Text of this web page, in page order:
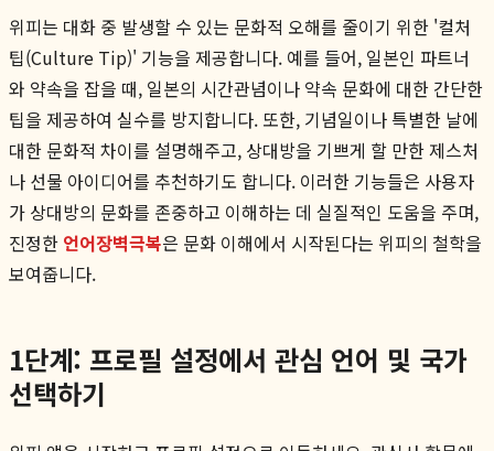
위피는 대화 중 발생할 수 있는 문화적 오해를 줄이기 위한 '컬처
팁(Culture Tip)' 기능을 제공합니다. 예를 들어, 일본인 파트너
와 약속을 잡을 때, 일본의 시간관념이나 약속 문화에 대한 간단한
팁을 제공하여 실수를 방지합니다. 또한, 기념일이나 특별한 날에
대한 문화적 차이를 설명해주고, 상대방을 기쁘게 할 만한 제스처
나 선물 아이디어를 추천하기도 합니다. 이러한 기능들은 사용자
가 상대방의 문화를 존중하고 이해하는 데 실질적인 도움을 주며,
진정한 언어장벽극복은 문화 이해에서 시작된다는 위피의 철학을
보여줍니다.
1단계: 프로필 설정에서 관심 언어 및 국가
선택하기